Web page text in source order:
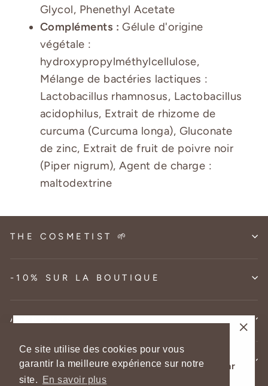
Ce site utilise des cookies pour vous
garantir la meilleure expérience sur notre
site.
En savoir plus
Recevez votre code promo directement par
Glycol, Phenethyl Acetate
Compléments : Gélule d'origine
végétale :
hydroxypropylméthylcellulose,
Mélange de bactéries lactiques :
Lactobacillus rhamnosus, Lactobacillus
acidophilus, Extrait de rhizome de
curcuma (Curcuma longa), Gluconate
de zinc, Extrait de fruit de poivre noir
(Piper nigrum), Agent de charge :
maltodextrine
THE COSMETIST 🌱
-10% SUR LA BOUTIQUE
A PROPOS
AIDE